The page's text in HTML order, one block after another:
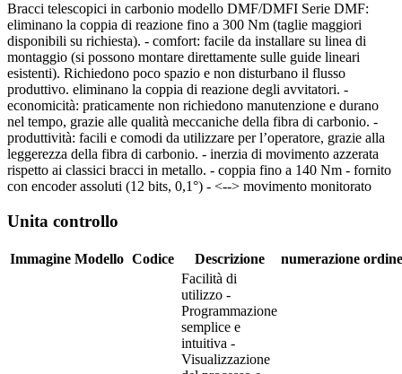
Bracci telescopici in carbonio modello DMF/DMFI Serie DMF:
eliminano la coppia di reazione fino a 300 Nm (taglie maggiori
disponibili su richiesta). - comfort: facile da installare su linea di
montaggio (si possono montare direttamente sulle guide lineari
esistenti). Richiedono poco spazio e non disturbano il flusso
produttivo. eliminano la coppia di reazione degli avvitatori. -
economicità: praticamente non richiedono manutenzione e durano
nel tempo, grazie alle qualità meccaniche della fibra di carbonio. -
produttività: facili e comodi da utilizzare per l’operatore, grazie alla
leggerezza della fibra di carbonio. - inerzia di movimento azzerata
rispetto ai classici bracci in metallo. - coppia fino a 140 Nm - fornito
con encoder assoluti (12 bits, 0,1°) - <--> movimento monitorato
Unita controllo
Immagine Modello Codice Descrizione numerazione ordine
Facilità di
utilizzo -
Programmazione
semplice e
intuitiva -
Visualizzazione